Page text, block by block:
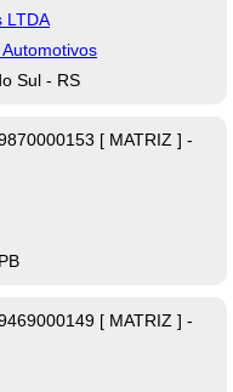
LTDA
Sul - RS
[ MATRIZ ] -
[ MATRIZ ] -